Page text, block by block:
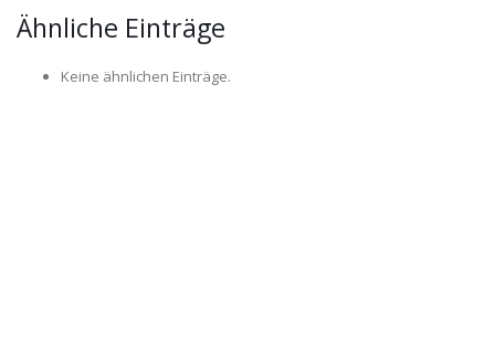
Ähnliche Einträge
Keine ähnlichen Einträge.